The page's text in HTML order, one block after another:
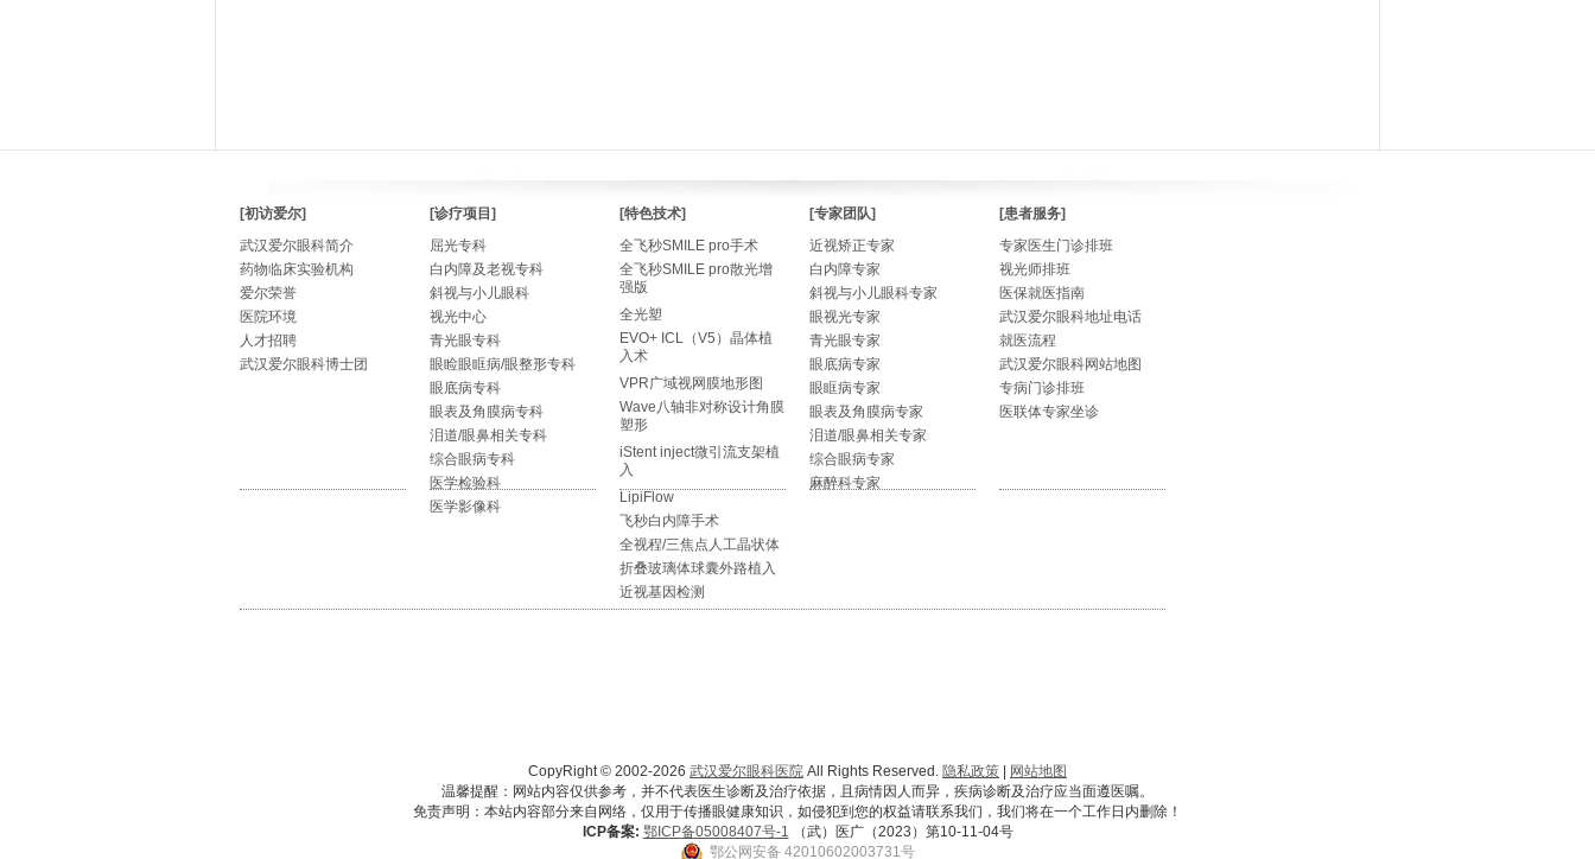
[初访爱尔]
武汉爱尔眼科简介
药物临床实验机构
爱尔荣誉
医院环境
人才招聘
武汉爱尔眼科博士团
[诊疗项目]
屈光专科
白内障及老视专科
斜视与小儿眼科
视光中心
青光眼专科
眼睑眼眶病/眼整形专科
眼底病专科
眼表及角膜病专科
泪道/眼鼻相关专科
综合眼病专科
医学检验科
医学影像科
[特色技术]
全飞秒SMILE pro手术
全飞秒SMILE pro散光增
强版
全光塑
EVO+ ICL（V5）晶体植
入术
VPR广域视网膜地形图
Wave八轴非对称设计角膜
塑形
iStent inject微引流支架植
入
LipiFlow
飞秒白内障手术
全视程/三焦点人工晶状体
折叠玻璃体球囊外路植入
近视基因检测
[专家团队]
近视矫正专家
白内障专家
斜视与小儿眼科专家
眼视光专家
青光眼专家
眼底病专家
眼眶病专家
眼表及角膜病专家
泪道/眼鼻相关专家
综合眼病专家
麻醉科专家
[患者服务]
专家医生门诊排班
视光师排班
医保就医指南
武汉爱尔眼科地址电话
就医流程
武汉爱尔眼科网站地图
专病门诊排班
医联体专家坐诊
CopyRight © 2002-2026 武汉爱尔眼科医院 All Rights Reserved. 隐私政策
网站地图
温馨提醒：网站内容仅供参考，并不代表医生诊断及治疗依据，且病情因人而异，疾病诊断及治疗应当面遵医嘱。
免责声明：本站内容部分来自网络，仅用于传播眼健康知识，如侵犯到您的权益请联系我们，我们将在一个工作日内删除！
ICP备案: 鄂ICP备05008407号-1 （武）医广（2023）第10-11-04号
鄂公网安备 42010602003731号